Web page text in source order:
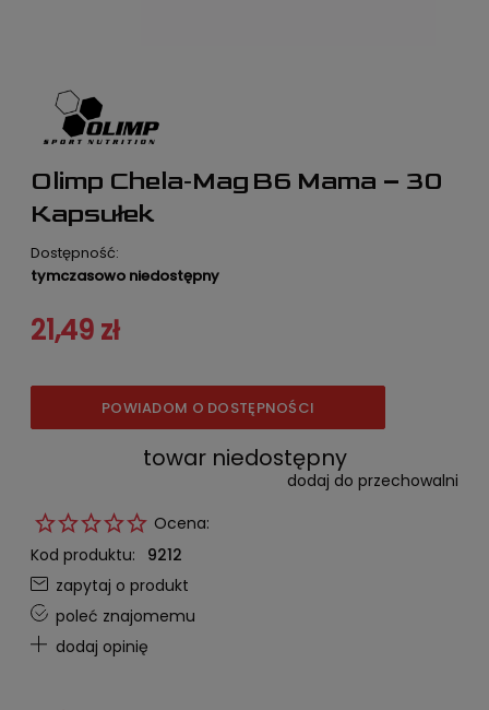
Olimp Chela‑Mag B6 Mama – 30
Kapsułek
Dostępność:
tymczasowo niedostępny
21,49 zł
POWIADOM O DOSTĘPNOŚCI
towar niedostępny
dodaj do przechowalni
Ocena:
Kod produktu:
9212
zapytaj o produkt
poleć znajomemu
dodaj opinię